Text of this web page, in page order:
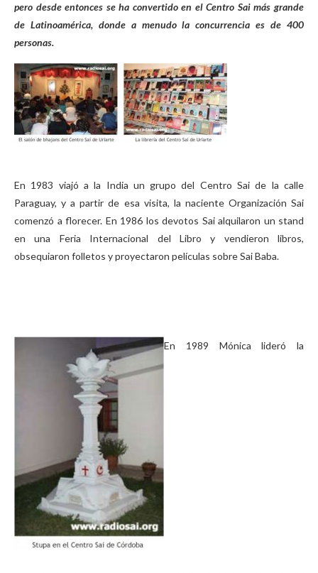
pero desde entonces se ha convertido en el Centro Sai más grande
de Latinoamérica, donde a menudo la concurrencia es de 400
personas.
En 1983 viajó a la India un grupo del Centro Sai de la calle
Paraguay, y a partir de esa visita, la naciente Organización Sai
comenzó a florecer. En 1986 los devotos Sai alquilaron un stand
en una Feria Internacional del Libro y vendieron libros,
obsequiaron folletos y proyectaron películas sobre Sai Baba.
En 1989 Mónica lideró la